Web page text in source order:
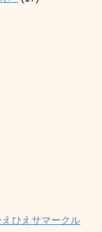
ひえサマークル